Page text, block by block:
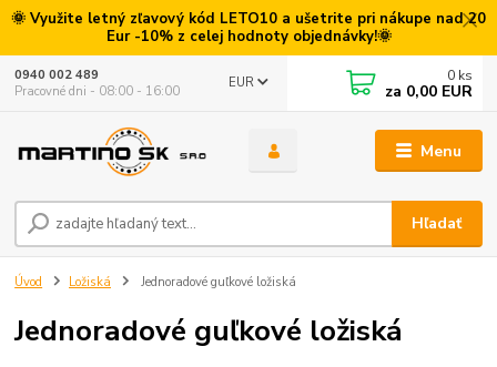
🌞 Využite letný zľavový kód LETO10 a ušetrite pri nákupe nad 20
Eur -10% z celej hodnoty objednávky!🌞
Menu
EUR
Hľadať
0940 002 489
Pracovné dni - 08:00 - 16:00
0 ks
za 0,00 EUR
Úvod Ložiská Jednoradové guľkové ložiská
Jednoradové guľkové ložiská